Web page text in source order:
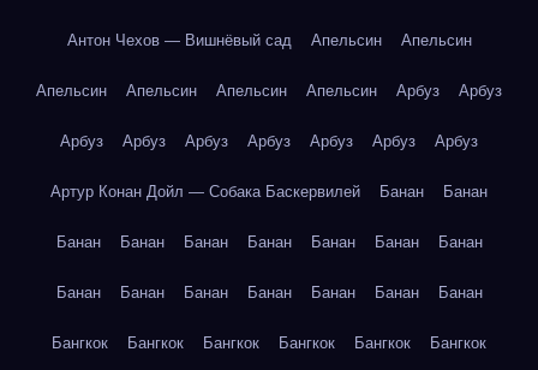
Антон Чехов — Вишнёвый сад Апельсин Апельсин
Апельсин Апельсин Апельсин Апельсин Арбуз Арбуз
Арбуз Арбуз Арбуз Арбуз Арбуз Арбуз Арбуз
Артур Конан Дойл — Собака Баскервилей Банан Банан
Банан Банан Банан Банан Банан Банан Банан
Банан Банан Банан Банан Банан Банан Банан
Бангкок Бангкок Бангкок Бангкок Бангкок Бангкок